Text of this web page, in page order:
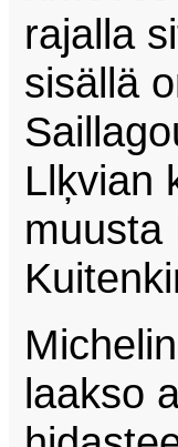
rajalla
sisällä
Llķvian
muusta
laakso